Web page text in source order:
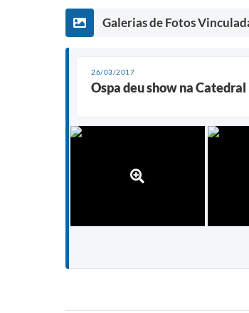
Galerias de Fotos
26/03/2017
Ospa deu show na Catedral